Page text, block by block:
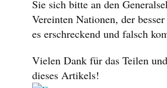
Sie sich bitte an den
Vereinten Nationen, der
es erschreckend und falsch
Vielen Dank für das Teilen
dieses Artikels!